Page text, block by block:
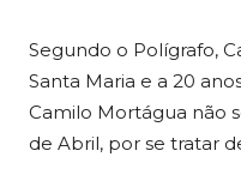
Segundo o Polígrafo,
Santa Maria e a 20
Camilo Mortágua não
de Abril, por se tratar